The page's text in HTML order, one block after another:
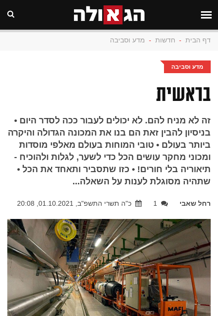
דף הבית - חדשות - מדע וסביבה
מדע וסביבה
בראשית
זה לא מניח להם. לא יכולים לעבור ככה לסדר היום •
בניסיון להבין זאת הם בנו את המכונה הגדולה והיקרה
ביותר בעולם • טובי המוחות בעולם מאלפי מוסדות
ומכוני מחקר עושים הכל כדי לשער, לגלות ולהוכיח -
תיאוריה בלי חורים! • כזו שתסביר ותאחד את הכל •
שתהיה מסוגלת לענות על השאלה...
רחל שאבי 1 כ"ה תשרי התשפ"ב, 01.10.2021, 20:08